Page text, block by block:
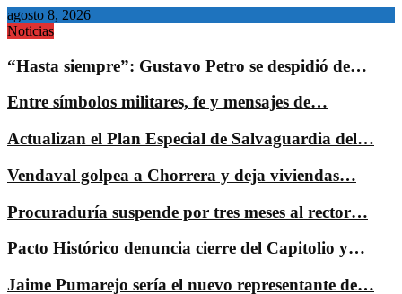
agosto 8, 2026
Noticias
“Hasta siempre”: Gustavo Petro se despidió de…
Entre símbolos militares, fe y mensajes de…
Actualizan el Plan Especial de Salvaguardia del…
Vendaval golpea a Chorrera y deja viviendas…
Procuraduría suspende por tres meses al rector…
Pacto Histórico denuncia cierre del Capitolio y…
Jaime Pumarejo sería el nuevo representante de…